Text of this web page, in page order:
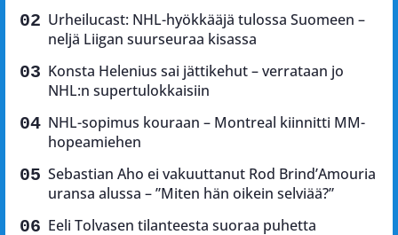
Urheilucast: NHL-hyökkääjä tulossa Suomeen –
neljä Liigan suurseuraa kisassa
Konsta Helenius sai jättikehut – verrataan jo
NHL:n supertulokkaisiin
NHL-sopimus kouraan – Montreal kiinnitti MM-
hopeamiehen
Sebastian Aho ei vakuuttanut Rod Brind’Amouria
uransa alussa – ”Miten hän oikein selviää?”
Eeli Tolvasen tilanteesta suoraa puhetta